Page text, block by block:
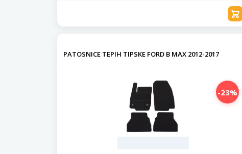
PATOSNICE TEPIH TIPSKE FORD B MAX 2012-2017
-23%